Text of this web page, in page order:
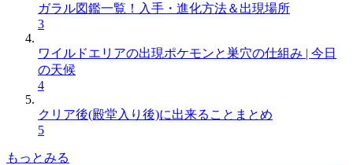
ガラル図鑑一覧！入手・進化方法＆出現場所
3
ワイルドエリアの出現ポケモンと巣穴の仕組み | 今日
の天候
4
クリア後(殿堂入り後)に出来ることまとめ
5
もっとみる